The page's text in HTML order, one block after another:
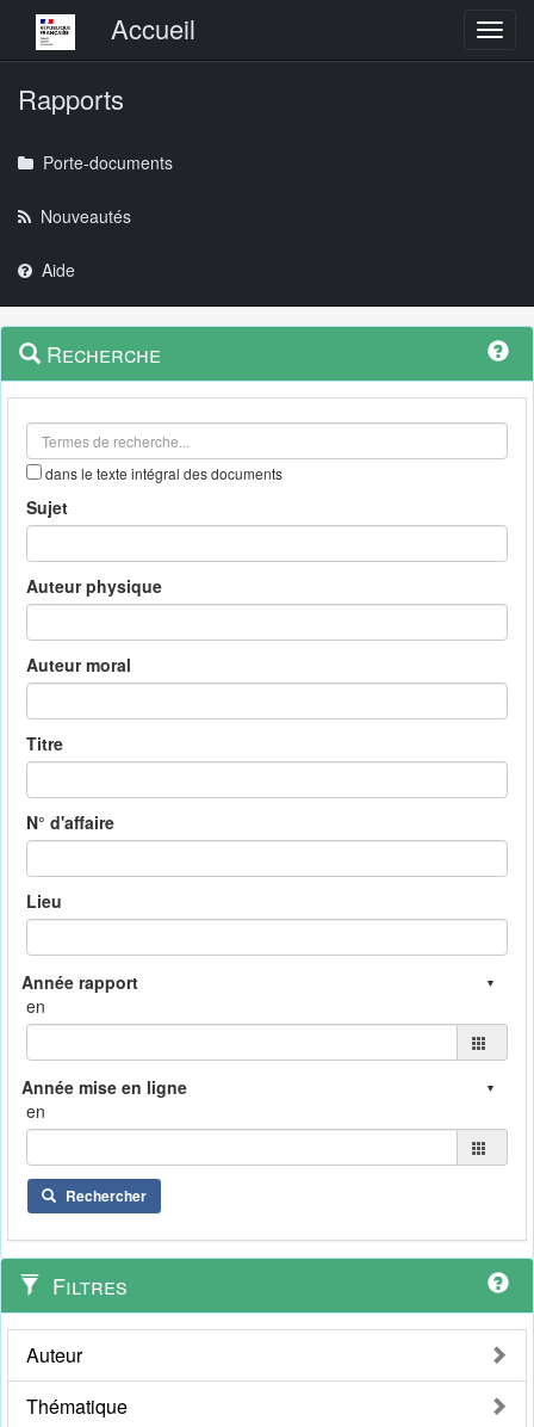
Menu principalAccueil
Rapports
Porte-documents
Nouveautés
Aide
Navigation
outils
Menu
contextuel
Recherche
dans le texte intégral des documents
Sujet
Auteur physique
Auteur moral
Titre
N° d'affaire
Lieu
en
en
Rechercher
Filtres
Auteur
Thématique